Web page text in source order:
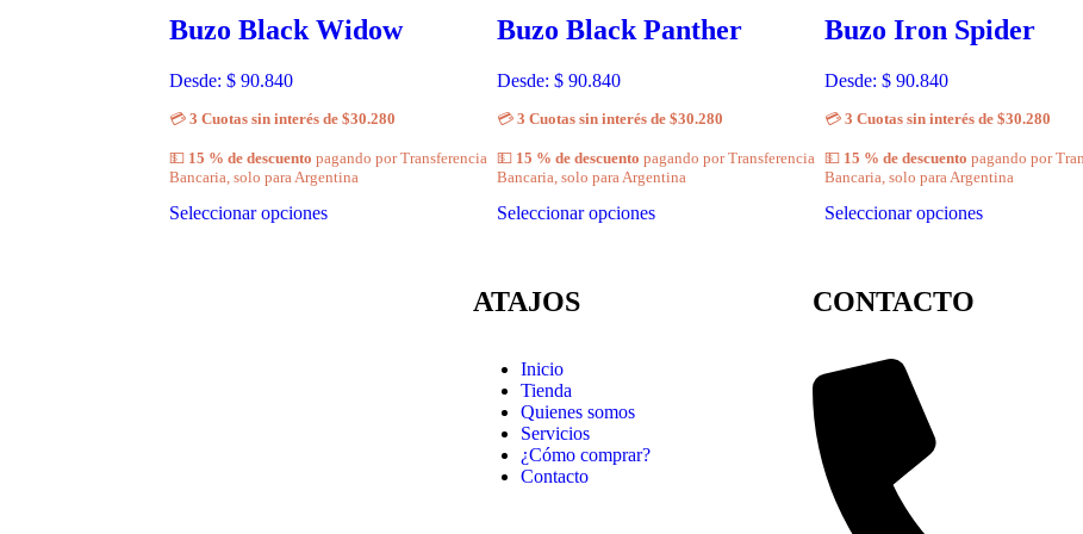
Buzo Black Widow
Desde: $ 90.840
💳 3 Cuotas sin interés de $30.280
💵 15 % de descuento pagando por Transferencia
Bancaria, solo para Argentina
Seleccionar opciones
Buzo Black Panther
Desde: $ 90.840
💳 3 Cuotas sin interés de $30.280
💵 15 % de descuento pagando por Transferencia
Bancaria, solo para Argentina
Seleccionar opciones
Buzo Iron Spider
Desde: $ 90.840
💳 3 Cuotas sin interés de $30.280
💵 15 % de descuento pagando por
Bancaria, solo para Argentina
Seleccionar opciones
ATAJOS
Inicio
Tienda
Quienes somos
Servicios
¿Cómo comprar?
Contacto
CONTACTO